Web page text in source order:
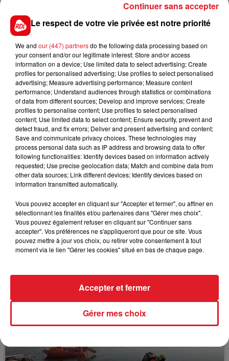
: La 3éme de l'équipe Allaire, qui vaut
mieux que sa dernière sortie. Elle est en dessous des
meilleures, peut grapiller une place en cas de
défaillance de certaines.
*************
FILS D'ACTUS
15 juillet 2026
BÉTHUNE: ENQUÊTE POUR HOMICIDE
à des prostituées
Le respect de votre vie privée est notre priorité
We and our (447) partnersdo the following data processing based on
your consent and/or our legitimate interest: Store and/or access
information on a device; Use limited data to select advertising; Create
profiles for personalised advertising; Use profiles to select personalised
advertising; Measure advertising performance; Measure content
performance; Understand audiences through statistics or combinations
of data from different sources; Develop and improve services; Create
profiles to personalise content; Use profiles to select personalised
content; Use limited data to select content; Ensure security, prevent and
detect fraud, and fix errors; Deliver and present advertising and content;
Save and communicate privacy choices. These technologies may
process personal data such as IP address and browsing data to offer
following functionalities: Identify devices based on information actively
requested; Use precise geolocation data; Match and combine data from
other data sources; Link different devices; Identify devices based on
information transmitted automatically.
Vous pouvez accepter en cliquant sur "Accepter et fermer", ou affiner en
sélectionnant les finalités et/ou partenaires dans "Gérer mes choix".
Vous pouvez également refuser en cliquant sur "Continuer sans
accepter". Vos préférences ne s'appliqueront que pour ce site. Vous
pouvez mettre à jour vos choix, ou retirer votre consentement à tout
moment via le lien "Gérer les cookies" situé en bas de chaque page.
Gérer mes choix
Accepter et fermer
Continuer sans accepter